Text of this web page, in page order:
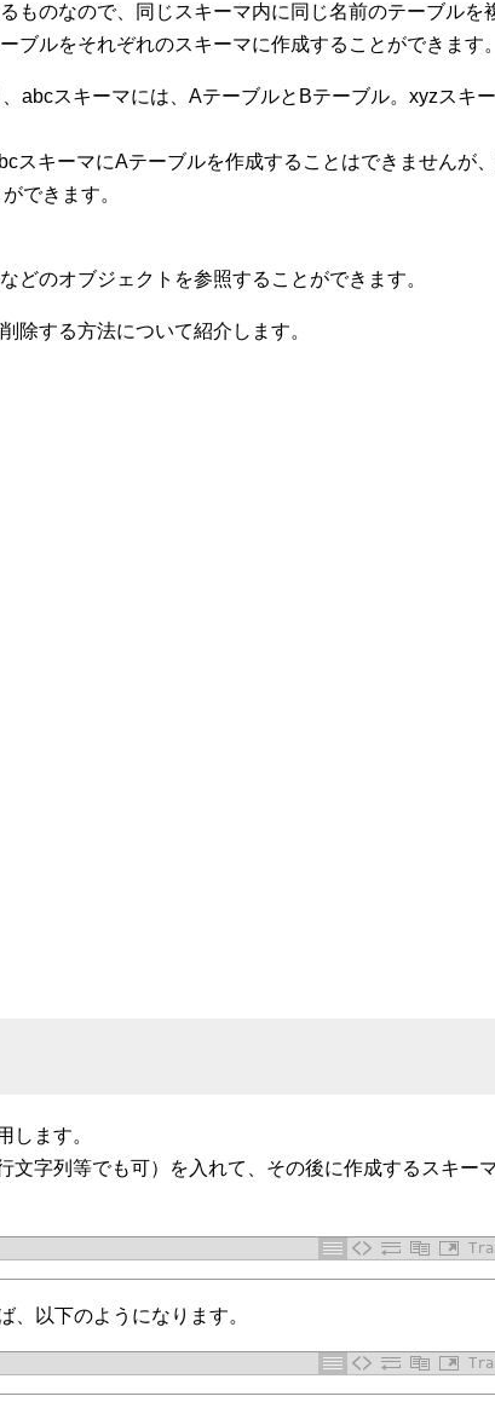
ものなので、同じスキーマ内に同じ名前のテーブルを
ブルをそれぞれのスキーマに作成することができます。
abcスキーマには、AテーブルとBテーブル。xyzスキー
スキーマにAテーブルを作成することはできませんが
できます。
どのオブジェクトを参照することができます。
除する方法について紹介します。
します。
字列等でも可）を入れて、その後に作成するスキー
、以下のようになります。